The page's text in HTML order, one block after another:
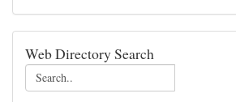
Web Directory Search